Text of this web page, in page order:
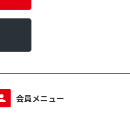
会員メニュー